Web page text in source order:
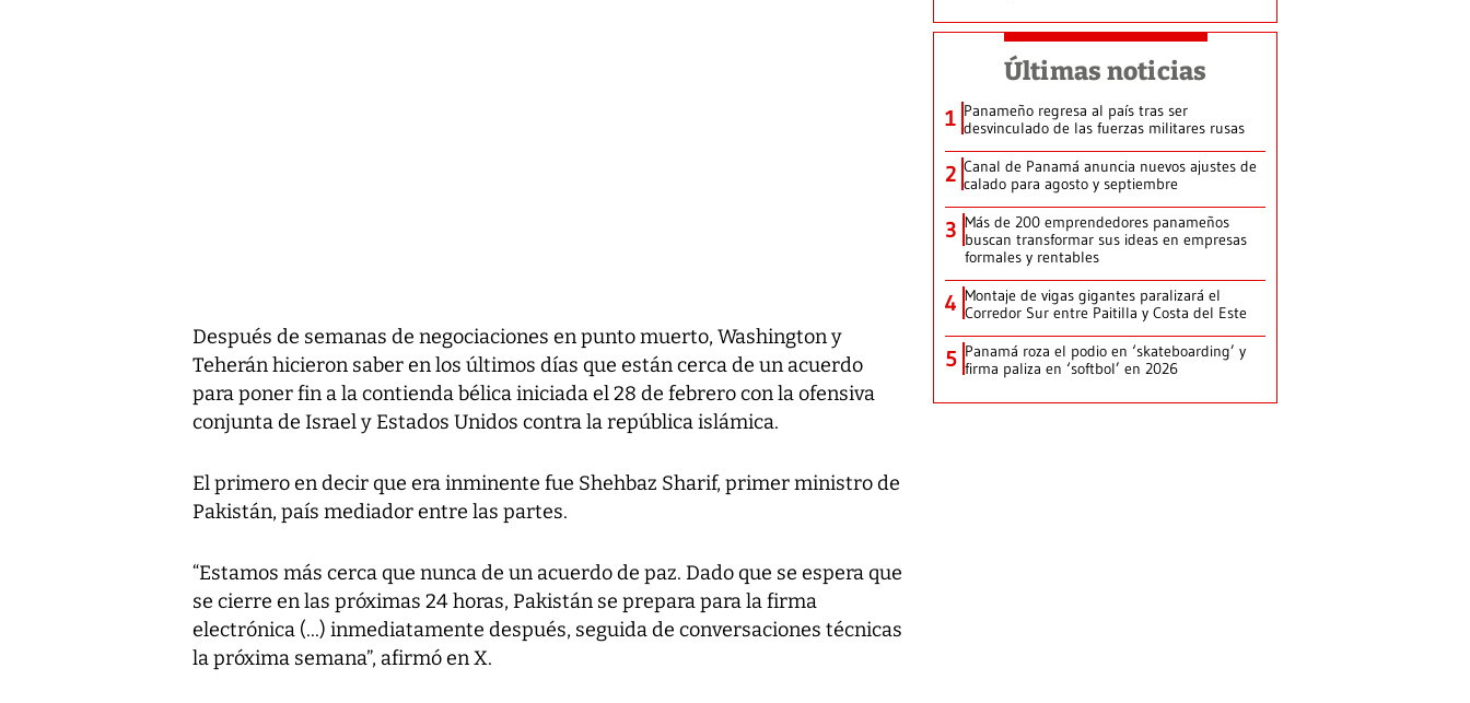
Después de semanas de negociaciones en punto muerto, Washington y
Teherán hicieron saber en los últimos días que están cerca de un acuerdo
para poner fin a la contienda bélica iniciada el 28 de febrero con la ofensiva
conjunta de Israel y Estados Unidos contra la república islámica.
El primero en decir que era inminente fue Shehbaz Sharif, primer ministro de
Pakistán, país mediador entre las partes.
“Estamos más cerca que nunca de un acuerdo de paz. Dado que se espera que
se cierre en las próximas 24 horas, Pakistán se prepara para la firma
electrónica (...) inmediatamente después, seguida de conversaciones técnicas
la próxima semana”, afirmó en X.
Últimas noticias
1 Panameño regresa al país tras ser
desvinculado de las fuerzas militares rusas
2 Canal de Panamá anuncia nuevos ajustes de
calado para agosto y septiembre
3 Más de 200 emprendedores panameños
buscan transformar sus ideas en empresas
formales y rentables
4 Montaje de vigas gigantes paralizará el
Corredor Sur entre Paitilla y Costa del Este
5 Panamá roza el podio en ‘skateboarding’ y
firma paliza en ‘softbol’ en 2026